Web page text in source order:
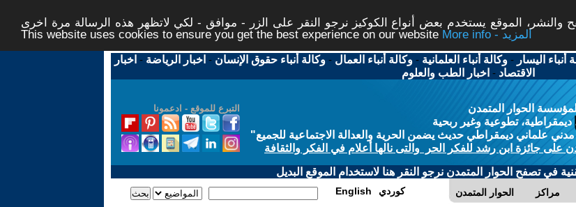
والنشر، الموقع يستخدم بعض أنواع الكوكيز نرجو النقر على الزر - موافق - لكي لاتظهر هذه الرسالة مرة اخرى -
This website uses cookies to ensure you get the best experience on our website
More info - المزيد
أنباء اليسار -وكالة أنباء العلمانية -وكالة أنباء العمال -وكالة أنباء حقوق الإنسان - اخبار الرياضة - اخبار
الاقتصاد - اخبار الطب والعلوم
التبرع للموقع - ادعمونا
الحوار المتمدن
ديمقراطية، تطوعية وغير ربحية
علماني ديمقراطي حديث يضمن الحرية والعدالة الاجتماعية للجميع"
على جائزة ابن رشد للفكر الحر والتى نالها أعلام في الفكر والثقافة
في تصفح الحوار المتمدن نرجو النقر هنا لاستخدام الموقع البديل
الحوار المتمدن مراكز English كوردي